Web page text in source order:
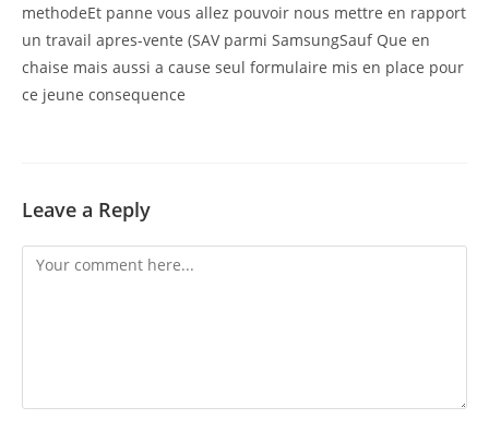
methodeEt panne vous allez pouvoir nous mettre en rapport
un travail apres-vente (SAV parmi SamsungSauf Que en
chaise mais aussi a cause seul formulaire mis en place pour
ce jeune consequence
Leave a Reply
Comment